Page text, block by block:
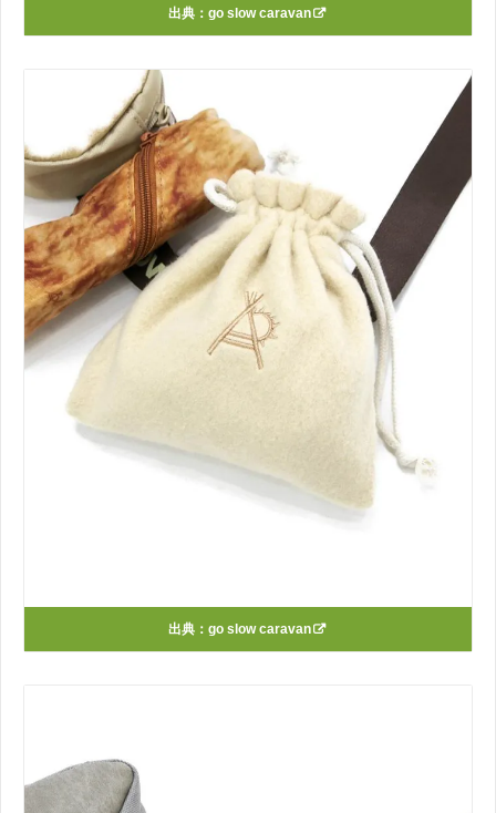
出典： go slow caravan
出典： go slow caravan